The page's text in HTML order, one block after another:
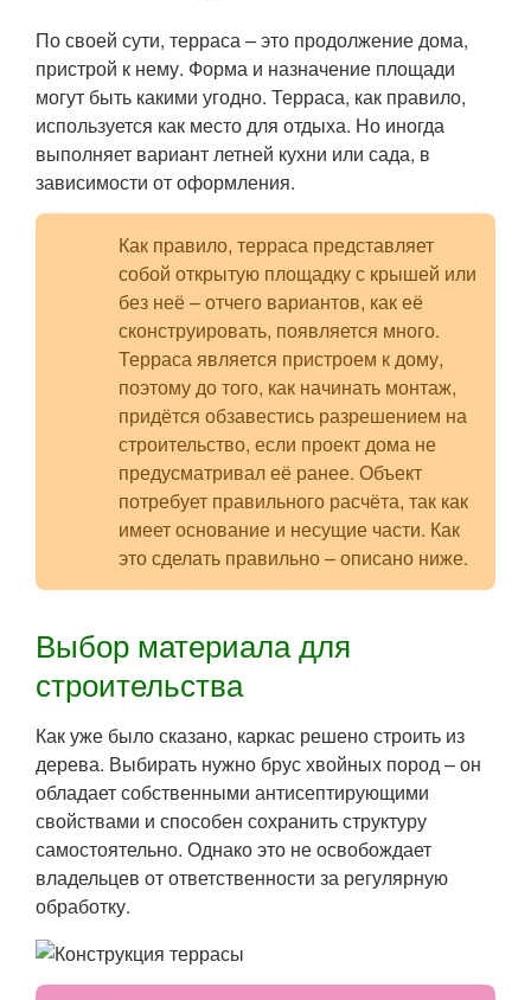
По своей сути, терраса – это продолжение дома,
пристрой к нему. Форма и назначение площади
могут быть какими угодно. Терраса, как правило,
используется как место для отдыха. Но иногда
выполняет вариант летней кухни или сада, в
зависимости от оформления.
Как правило, терраса представляет
собой открытую площадку с крышей или
без неё – отчего вариантов, как её
сконструировать, появляется много.
Терраса является пристроем к дому,
поэтому до того, как начинать монтаж,
придётся обзавестись разрешением на
строительство, если проект дома не
предусматривал её ранее. Объект
потребует правильного расчёта, так как
имеет основание и несущие части. Как
это сделать правильно – описано ниже.
Выбор материала для
строительства
Как уже было сказано, каркас решено строить из
дерева. Выбирать нужно брус хвойных пород – он
обладает собственными антисептирующими
свойствами и способен сохранить структуру
самостоятельно. Однако это не освобождает
владельцев от ответственности за регулярную
обработку.